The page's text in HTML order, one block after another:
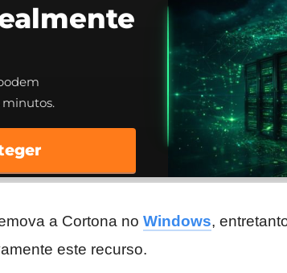
a Cortona no Windows,
este recurso.